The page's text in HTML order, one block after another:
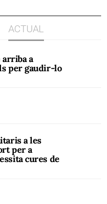
ACTUAL
arriba a
per gaudir-lo
a les
per a
cures de